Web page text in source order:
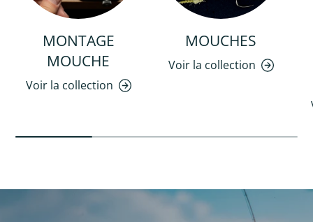
MONTAGE
MOUCHE
Voir la collection
MOUCHES
Voir la collection